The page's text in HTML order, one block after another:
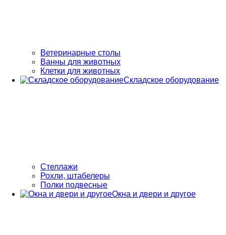
Ветеринарные столы
Ванны для животных
Клетки для животных
Складское оборудование
Стеллажи
Рохли, штабелеры
Полки подвесные
Окна и двери и другое